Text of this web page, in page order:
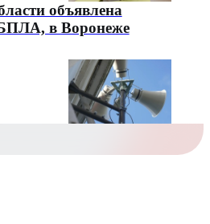
объявлена
в Воронеже